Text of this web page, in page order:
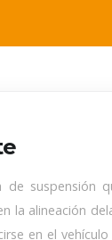
de suspensión
la alineación
en el